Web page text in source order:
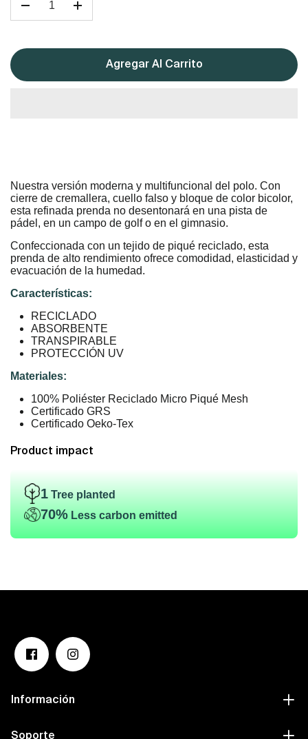
+
Agregar Al Carrito
Nuestra versión moderna y multifuncional del polo. Con
cierre de cremallera, cuello falso y bloque de color bicolor,
esta refinada prenda no desentonará en una pista de
pádel, en un campo de golf o en el gimnasio.
Confeccionada con un tejido de piqué reciclado, esta
prenda de alto rendimiento ofrece comodidad, elasticidad y
evacuación de la humedad.
Características:
RECICLADO
ABSORBENTE
TRANSPIRABLE
PROTECCIÓN UV
Materiales:
100% Poliéster Reciclado Micro Piqué Mesh
Certificado GRS
Certificado Oeko-Tex
Product impact
1 Tree planted
70% Less carbon emitted
Información
Soporte